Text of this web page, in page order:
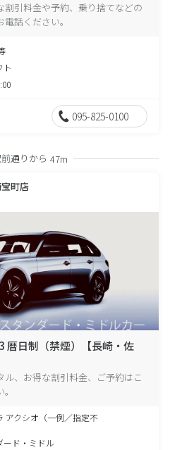
割引料金や予約、乗り捨てなどの
話ください。
ト
095-825-0100
通りから 47m
町店
暦日制（禁煙）【長崎・佐
、お得な割引料金、ご予約はこ
アクシオ（一例／指定不
ード・ミドル